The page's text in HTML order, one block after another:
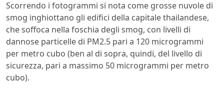
Scorrendo i fotogrammi si nota come grosse nuvole di
smog inghiottano gli edifici della capitale thailandese,
che soffoca nella foschia degli smog, con livelli di
dannose particelle di PM2.5 pari a 120 microgrammi
per metro cubo (ben al di sopra, quindi, del livello di
sicurezza, pari a massimo 50 microgrammi per metro
cubo).